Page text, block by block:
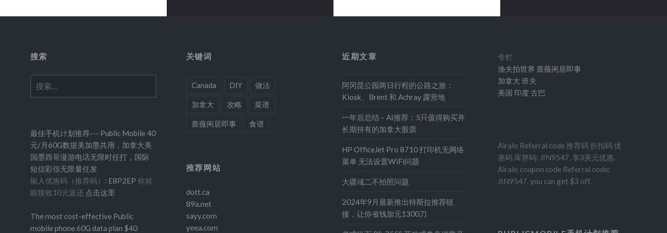
搜索
索：
关键词
Canada DIY 做法
加拿大 攻略 菜谱
蔷薇闲居即事 食谱
近期文章
阿冈昆公园两日行程的公路之旅：
Kiosk、Brent 和 Achray 露营地
一年后总结 – AI推荐：5只值得购买并
长期持有的加拿大股票
HP OfficeJet Pro 8710 打印机无网络
菜单 无法设置WiFi问题
大疆域二不拍照问题
2024年9月最新推出特斯拉推荐链
接，让你省钱加元1300刀
专栏
渔夫拍世界蔷薇闲居即事
加拿大 班夫
美国 印度 古巴
最佳手机计划推荐--- Public Mobile 40
元/月60G数据美加墨共用，加拿大美
国墨西哥漫游电话无限时任打，国际
短信彩信无限量任发
输入优惠码（推荐码）: E8P2EP 你就
能接收10元返还 点击这里
The most cost-effective Public
mobile phone 60G data plan $40
Airalo Referral code 推荐码 折扣码 优
惠码 库胖码: JIN9547, 享3美元优惠.
Airalo coupon code Referral code:
JIN9547. you can get $3 off.
推荐网站
dott.ca
89a.net
sayy.com
yeea.com